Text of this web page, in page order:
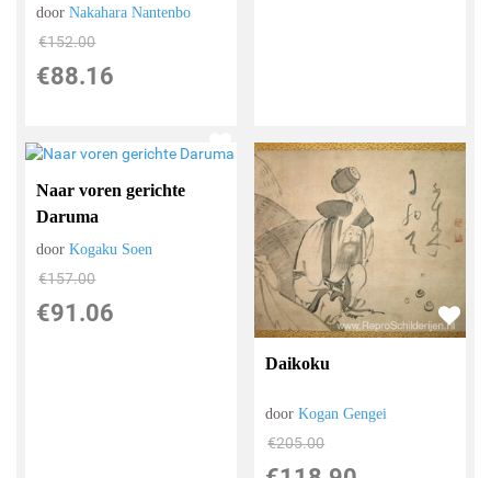
doorNakahara Nantenbo
€152.00
€88.16
Naar voren gerichte
Daruma
doorKogaku Soen
€157.00
€91.06
Daikoku
doorKogan Gengei
€205.00